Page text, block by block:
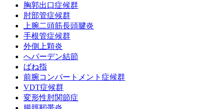
胸郭出口症候群
肘部管症候群
上腕二頭筋長頭腱炎
手根管症候群
外側上顆炎
へバーデン結節
ばね指
前腕コンパートメント症候群
VDT症候群
変形性肘関節症